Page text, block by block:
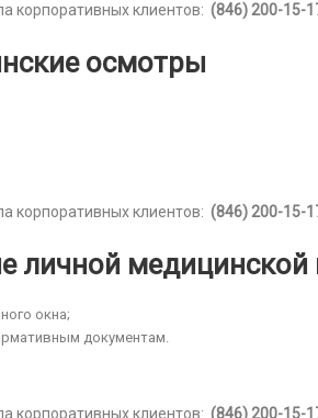
корпоративных клиентов: (846) 200-15-
осмотры
корпоративных клиентов: (846) 200-15-
личной
окна;
документам.
корпоративных клиентов: (846) 200-15-